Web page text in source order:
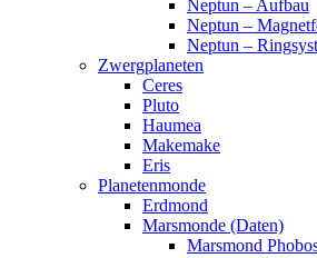
Neptun – Aufbau
Neptun –
Neptun –
Zwergplaneten
Ceres
Pluto
Haumea
Makemake
Eris
Planetenmonde
Erdmond
Marsmonde (Daten)
Marsmond